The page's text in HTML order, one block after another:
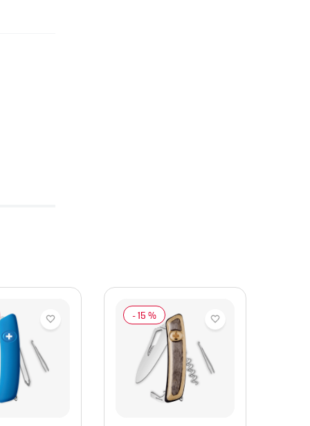
- 15 %